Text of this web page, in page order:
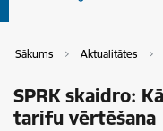
Sākums Aktualitātes
SPRK skaidro:
tarifu vērtēšana